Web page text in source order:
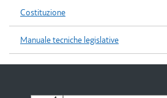
Costituzione
Manuale tecniche legislative